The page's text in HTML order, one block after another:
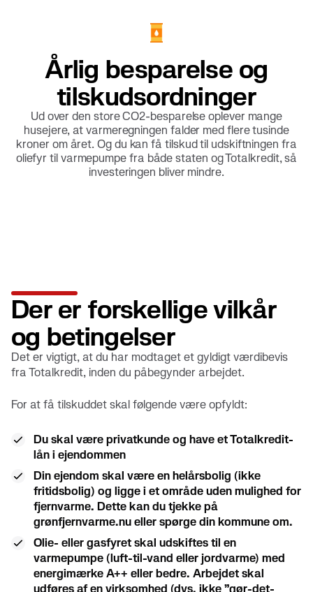
Årlig besparelse og
tilskudsordninger
Ud over den store CO2-besparelse oplever mange
husejere, at varmeregningen falder med flere tusinde
kroner om året. Og du kan få tilskud til udskiftningen fra
oliefyr til varmepumpe fra både staten og Totalkredit, så
investeringen bliver mindre.
Der er forskellige vilkår
og betingelser
Det er vigtigt, at du har modtaget et gyldigt værdibevis
fra Totalkredit, inden du påbegynder arbejdet.
For at få tilskuddet skal følgende være opfyldt:
Du skal være privatkunde og have et Totalkredit-
lån i ejendommen
Din ejendom skal være en helårsbolig (ikke
fritidsbolig) og ligge i et område uden mulighed for
fjernvarme. Dette kan du tjekke på
grønfjernvarme.nu eller spørge din kommune om.
Olie- eller gasfyret skal udskiftes til en
varmepumpe (luft-til-vand eller jordvarme) med
energimærke A++ eller bedre. Arbejdet skal
udføres af en virksomhed (dvs. ikke ”gør-det-